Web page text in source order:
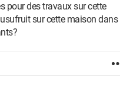
pour des travaux sur cette
sur cette maison dans